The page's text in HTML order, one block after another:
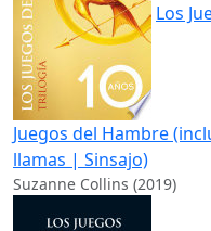
Los
Juegos del Hambre
llamas | Sinsajo)
Suzanne Collins (2019)